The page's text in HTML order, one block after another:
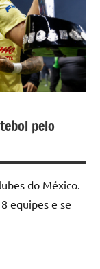
pelo
do México.
equipes e se